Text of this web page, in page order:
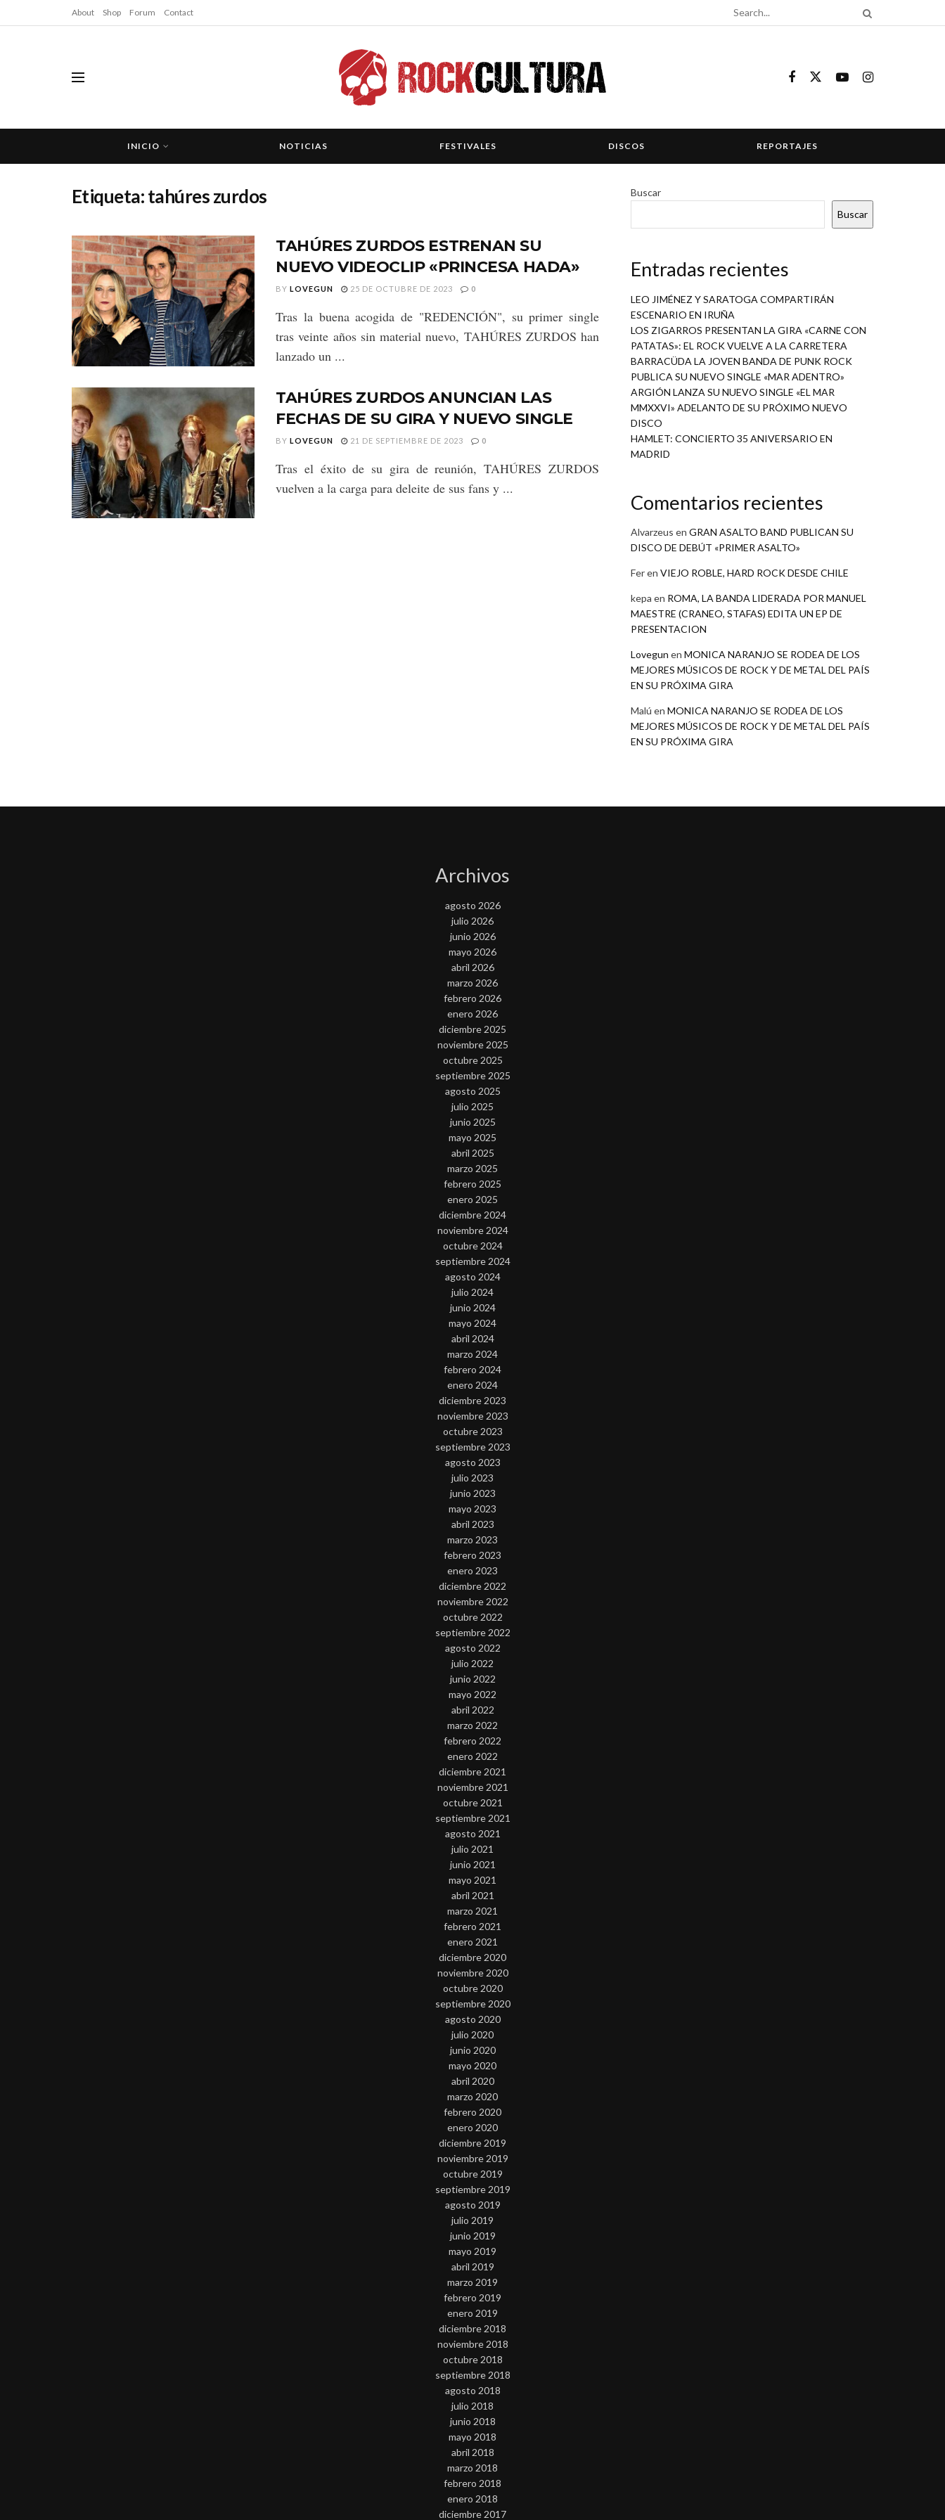
About Shop Forum Contact
INICIO NOTICIAS FESTIVALES DISCOS REPORTAJES
Etiqueta:tahúres zurdos
TAHÚRES ZURDOS ESTRENAN SU
NUEVO VIDEOCLIP «PRINCESA HADA»
BY LOVEGUN 25 DE OCTUBRE DE 2023 0
Tras la buena acogida de "REDENCIÓN", su primer single
tras veinte años sin material nuevo, TAHÚRES ZURDOS han
lanzado un ...
TAHÚRES ZURDOS ANUNCIAN LAS
FECHAS DE SU GIRA Y NUEVO SINGLE
BY LOVEGUN 21 DE SEPTIEMBRE DE 2023 0
Tras el éxito de su gira de reunión, TAHÚRES ZURDOS
vuelven a la carga para deleite de sus fans y ...
Buscar
Buscar
Entradas recientes
LEO JIMÉNEZ Y SARATOGA COMPARTIRÁN
ESCENARIO EN IRUÑA
LOS ZIGARROS PRESENTAN LA GIRA «CARNE CON
PATATAS»: EL ROCK VUELVE A LA CARRETERA
BARRACÜDA LA JOVEN BANDA DE PUNK ROCK
PUBLICA SU NUEVO SINGLE «MAR ADENTRO»
ARGIÓN LANZA SU NUEVO SINGLE «EL MAR
MMXXVI» ADELANTO DE SU PRÓXIMO NUEVO
DISCO
HAMLET: CONCIERTO 35 ANIVERSARIO EN
MADRID
Comentarios recientes
Alvarzeus en GRAN ASALTO BAND PUBLICAN SU
DISCO DE DEBÚT «PRIMER ASALTO»
Feren VIEJO ROBLE, HARD ROCK DESDE CHILE
kepa en ROMA, LA BANDA LIDERADA POR MANUEL
MAESTRE (CRANEO, STAFAS) EDITA UN EP DE
PRESENTACION
Lovegun en MONICA NARANJO SE RODEA DE LOS
MEJORES MÚSICOS DE ROCK Y DE METAL DEL PAÍS
EN SU PRÓXIMA GIRA
Malú en MONICA NARANJO SE RODEA DE LOS
MEJORES MÚSICOS DE ROCK Y DE METAL DEL PAÍS
EN SU PRÓXIMA GIRA
Archivos
agosto 2026
julio 2026
junio 2026
mayo 2026
abril 2026
marzo 2026
febrero 2026
enero 2026
diciembre 2025
noviembre 2025
octubre 2025
septiembre 2025
agosto 2025
julio 2025
junio 2025
mayo 2025
abril 2025
marzo 2025
febrero 2025
enero 2025
diciembre 2024
noviembre 2024
octubre 2024
septiembre 2024
agosto 2024
julio 2024
junio 2024
mayo 2024
abril 2024
marzo 2024
febrero 2024
enero 2024
diciembre 2023
noviembre 2023
octubre 2023
septiembre 2023
agosto 2023
julio 2023
junio 2023
mayo 2023
abril 2023
marzo 2023
febrero 2023
enero 2023
diciembre 2022
noviembre 2022
octubre 2022
septiembre 2022
agosto 2022
julio 2022
junio 2022
mayo 2022
abril 2022
marzo 2022
febrero 2022
enero 2022
diciembre 2021
noviembre 2021
octubre 2021
septiembre 2021
agosto 2021
julio 2021
junio 2021
mayo 2021
abril 2021
marzo 2021
febrero 2021
enero 2021
diciembre 2020
noviembre 2020
octubre 2020
septiembre 2020
agosto 2020
julio 2020
junio 2020
mayo 2020
abril 2020
marzo 2020
febrero 2020
enero 2020
diciembre 2019
noviembre 2019
octubre 2019
septiembre 2019
agosto 2019
julio 2019
junio 2019
mayo 2019
abril 2019
marzo 2019
febrero 2019
enero 2019
diciembre 2018
noviembre 2018
octubre 2018
septiembre 2018
agosto 2018
julio 2018
junio 2018
mayo 2018
abril 2018
marzo 2018
febrero 2018
enero 2018
diciembre 2017